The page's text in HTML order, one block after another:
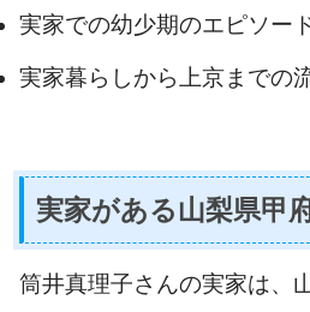
実家での幼少期のエピソー
実家暮らしから上京までの
実家がある山梨県甲
筒井真理子さんの実家は、